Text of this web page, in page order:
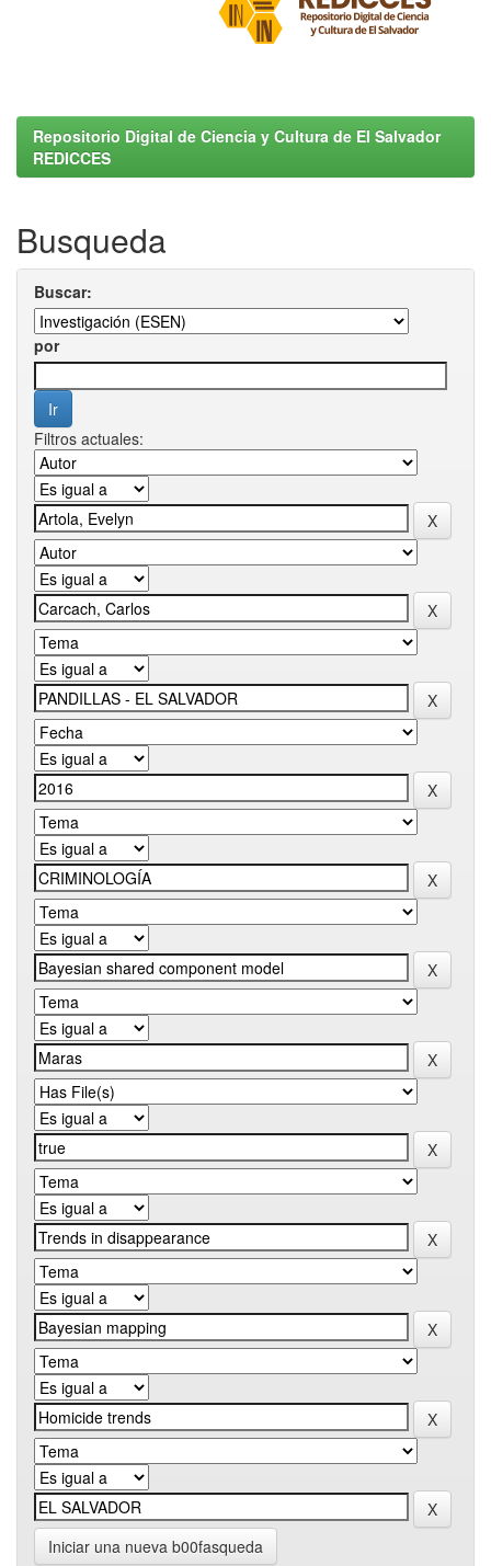
Repositorio Digital de Ciencia y Cultura de El Salvador
REDICCES
Busqueda
Buscar:
por
Filtros actuales:
Iniciar una nueva b00fasqueda